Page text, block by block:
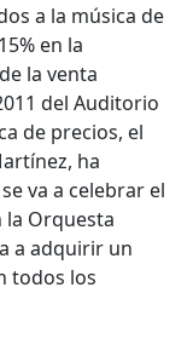
a la música de
en la
la venta
del Auditorio
de precios, el
ha
va a celebrar el
Orquesta
a adquirir un
todos los